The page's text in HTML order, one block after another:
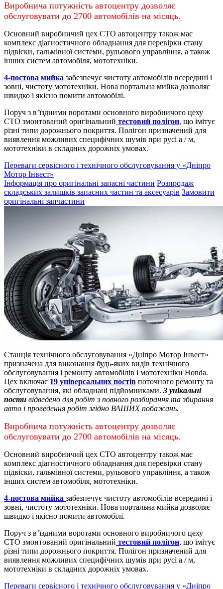
Виробнича потужність автоцентру дозволяє
обслуговувати до 2700 автомобілів на місяць.
Основний виробничий цех СТО автоцентру також має
комплекс діагностичного обладнання для перевірки стану
підвіски, гальмівної системи, рульового управління, а також
інших систем автомобіля, мототехніки.
4-постова мийка забезпечує чистоту автомобілів всередині і
зовні, чистоту мототехніки. Нова портальна мийка дозволяє
швидко і якісно помити автомобілі.
Поруч з в’їздними воротами основного виробничого цеху
СТО змонтований оригінальний тестовий полігон, що імітує
різні типи дорожнього покриття. Полігон призначений для
виявлення можливих специфічних шумів при русі а / м,
мототехніки в складних дорожніх умовах.
Переваги сервісного і технічного обслуговування у «Дніпро
Мотор Інвест»
Інформація про оригінальні запасні частини Розпродаж
складських залишків запасних частин та аксесуарів Замовити
оригінальні запчастини
Станція технічного обслуговування «Дніпро Мотор Інвест»
призначена для виконання будь-яких видів технічного
обслуговування і ремонту автомобілів і мототехніки Honda.
Цех включає 19 універсальних постів поточного ремонту та
обслуговування, які обладнані підйомниками. 3 унікальні
пости відведено для робіт з повного розбирання та збирання
авто і проведення робіт згідно ВАШИХ побажань.
Виробнича потужність автоцентру дозволяє
обслуговувати до 2700 автомобілів на місяць.
Основний виробничий цех СТО автоцентру також має
комплекс діагностичного обладнання для перевірки стану
підвіски, гальмівної системи, рульового управління, а також
інших систем автомобіля, мототехніки.
4-постова мийка забезпечує чистоту автомобілів всередині і
зовні, чистоту мототехніки. Нова портальна мийка дозволяє
швидко і якісно помити автомобілі.
Поруч з в’їздними воротами основного виробничого цеху
СТО змонтований оригінальний тестовий полігон, що імітує
різні типи дорожнього покриття. Полігон призначений для
виявлення можливих специфічних шумів при русі а / м,
мототехніки в складних дорожніх умовах.
Переваги сервісного і технічного обслуговування у «Дніпро